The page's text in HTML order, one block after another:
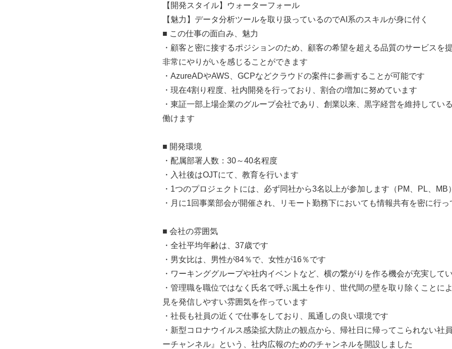
【開発スタイル】ウォーターフォール
【魅力】データ分析ツールを取り扱っているのでAI系のスキルが身に付く
■ この仕事の面白み、魅力
・顧客と密に接するポジションのため、顧客の希望を超える品質のサービスを
非常にやりがいを感じることができます
・AzureADやAWS、GCPなどクラウドの案件に参画することが可能です
・現在4割り程度、社内開発を行っており、割合の増加に努めています
・東証一部上場企業のグループ会社であり、創業以来、黒字経営を維持してい
働けます
■ 開発環境
・配属部署人数：30～40名程度
・入社後はOJTにて、教育を行います
・1つのプロジェクトには、必ず同社から3名以上が参加します（PM、PL、MB
・月に1回事業部会が開催され、リモート勤務下においても情報共有を密に行っ
■ 会社の雰囲気
・全社平均年齢は、37歳です
・男女比は、男性が84％で、女性が16％です
・ワーキンググループや社内イベントなど、横の繋がりを作る機会が充実して
・管理職を職位ではなく氏名で呼ぶ風土を作り、世代間の壁を取り除くことに
見を発信しやすい雰囲気を作っています
・社長も社員の近くで仕事をしており、風通しの良い環境です
・新型コロナウイルス感染拡大防止の観点から、帰社日に帰ってこられない社
ーチャンネル』という、社内広報のためのチャンネルを開設しました